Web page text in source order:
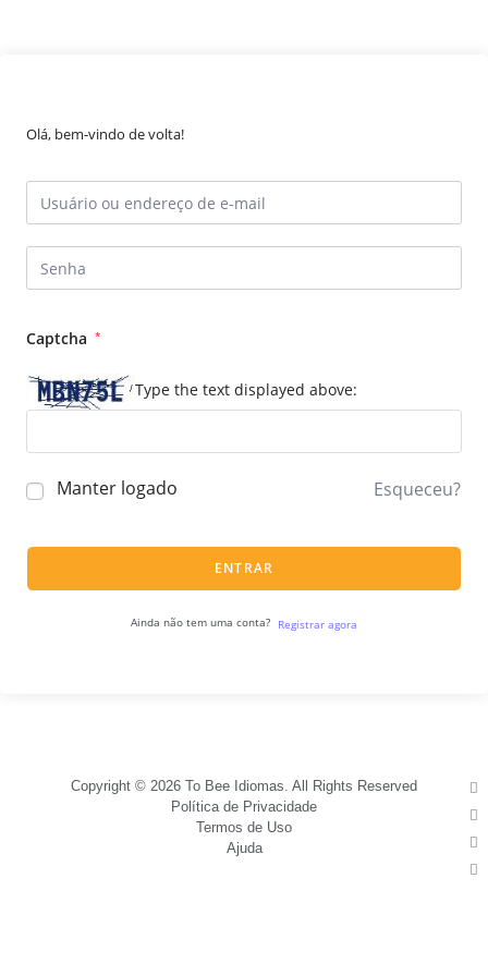
Olá, bem-vindo de volta!
Captcha *
Type the text displayed above:
Manter logado Esqueceu?
ENTRAR
Ainda não tem uma conta? Registrar agora
Copyright © 2026 To Bee Idiomas. All Rights Reserved
Política de Privacidade
Termos de Uso
Ajuda